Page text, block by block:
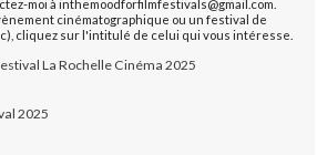
moi à inthemoodforfilmfestivals@gmail.com.
cinématographique ou un festival de
cliquez sur l'intitulé de celui qui vous intéresse.
La Rochelle Cinéma 2025
2025